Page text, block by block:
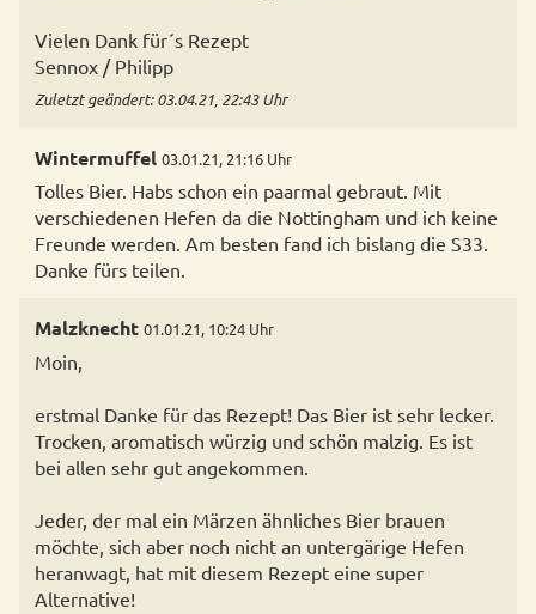
Vielen Dank für´s Rezept
Sennox / Philipp
Zuletzt geändert: 03.04.21, 22:43 Uhr
Wintermuffel 03.01.21, 21:16 Uhr
Tolles Bier. Habs schon ein paarmal gebraut. Mit
verschiedenen Hefen da die Nottingham und ich keine
Freunde werden. Am besten fand ich bislang die S33.
Danke fürs teilen.
Malzknecht 01.01.21, 10:24 Uhr
Moin,
erstmal Danke für das Rezept! Das Bier ist sehr lecker.
Trocken, aromatisch würzig und schön malzig. Es ist
bei allen sehr gut angekommen.
Jeder, der mal ein Märzen ähnliches Bier brauen
möchte, sich aber noch nicht an untergärige Hefen
heranwagt, hat mit diesem Rezept eine super
Alternative!